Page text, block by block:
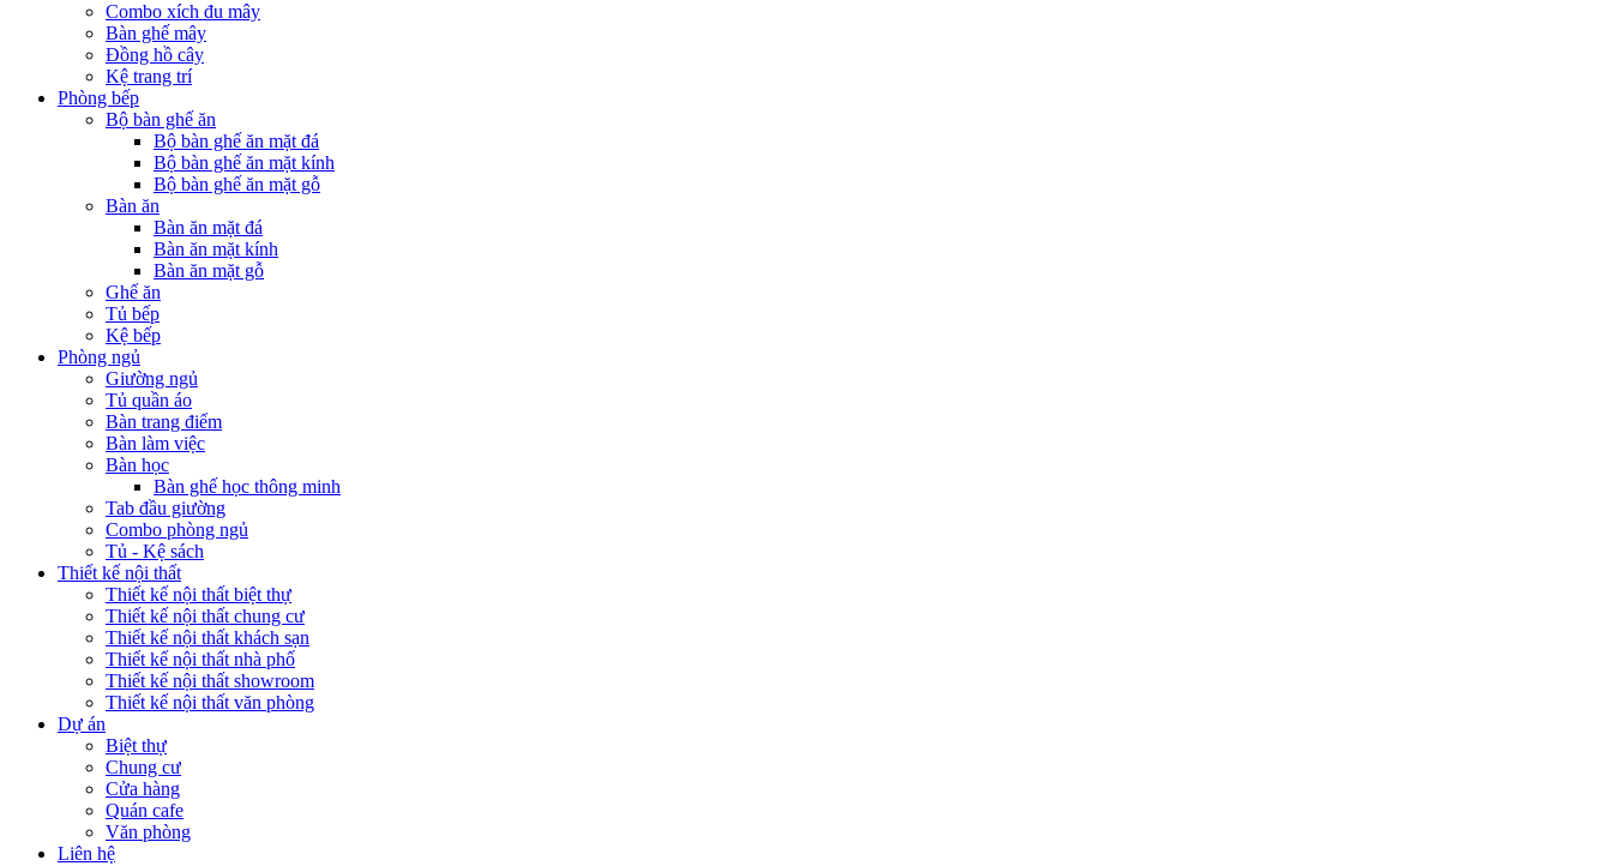
Combo xích đu mây
Bàn ghế mây
Đồng hồ cây
Kệ trang trí
Phòng bếp
Bộ bàn ghế ăn
Bộ bàn ghế ăn mặt đá
Bộ bàn ghế ăn mặt kính
Bộ bàn ghế ăn mặt gỗ
Bàn ăn
Bàn ăn mặt đá
Bàn ăn mặt kính
Bàn ăn mặt gỗ
Ghế ăn
Tủ bếp
Kệ bếp
Phòng ngủ
Giường ngủ
Tủ quần áo
Bàn trang điểm
Bàn làm việc
Bàn học
Bàn ghế học thông minh
Tab đầu giường
Combo phòng ngủ
Tủ - Kệ sách
Thiết kế nội thất
Thiết kế nội thất biệt thự
Thiết kế nội thất chung cư
Thiết kế nội thất khách sạn
Thiết kế nội thất nhà phố
Thiết kế nội thất showroom
Thiết kế nội thất văn phòng
Dự án
Biệt thự
Chung cư
Cửa hàng
Quán cafe
Văn phòng
Liên hệ